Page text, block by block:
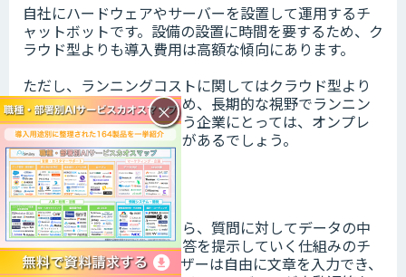
自社にハードウェアやサーバーを設置して運用するチ
ャットボットです。設備の設置に時間を要するため、ク
ラウド型よりも導入費用は高額な傾向にあります。
ただし、ランニングコストに関してはクラウド型より
も安く済む傾向にあるため、長期的な視野でランニン
グコストを抑えたいという企業にとっては、オンプレ
ミス型に多くのメリットがあるでしょう。
・ログ型チャットボット
会話データを蓄積しながら、質問に対してデータの中
から適切と判断された回答を提示していく仕組みのチ
ャットボットです。ユーザーは自由に文章を入力でき、
×